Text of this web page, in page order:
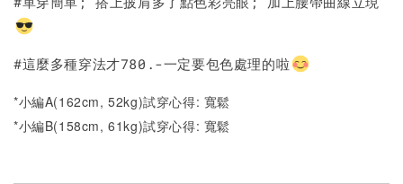
#這麼多種穿法才780.-一定要包色處理的啦
*小編A(162cm, 52kg)試穿心得: 寬鬆
*小編B(158cm, 61kg)試穿心得: 寬鬆